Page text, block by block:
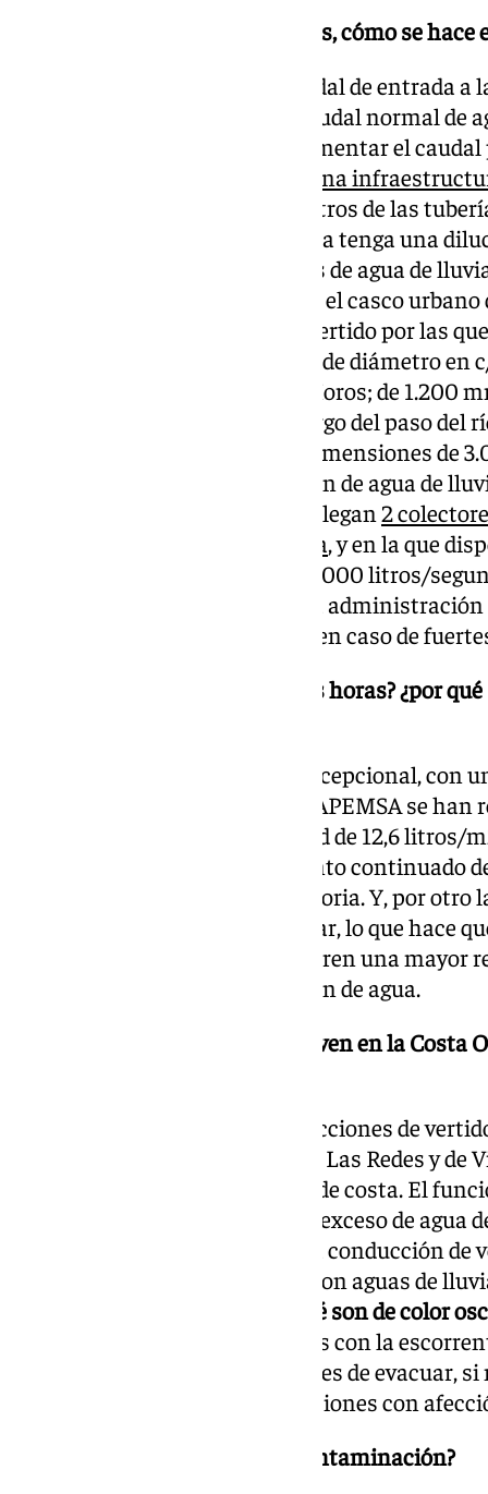
¿Y si los colectores son unitarios, cómo se hace
Lo que se hace es limitar el caudal de entrada a
ajustándolo a varias veces el caudal normal de
en caso de lluvias fuertes, al aumentar el
desbordamiento a una
litoral. La elección de los diámetros de las
vertida al medio en caso de lluvia tenga una
parte de agua residual y 5 partes de agua de
las diluciones son mayores). En el casco
múltiples infraestructuras de vertido por las
Guadalete (colector de 500 mm de diámetro en
Valdés; de 1.200 mm en c/ los Moros; de 1.200
Verenoni, y muchos más a lo largo del paso del
aliviadero de Caño Molino, de dimensiones de
caso, la estructura de evacuación de agua de
es la EBAP La Puntilla, a la que llegan 2
se inician en la Plaza de la Noria, y en la que
evacuar hasta 6 m3/s (esto es 6.000 litros/
vertido están autorizados por la
su entrada en funcionamiento en caso de
¿Y qué ha pasado en las últimas horas? ¿por
Hemos tenido una situación excepcional, con
intensas (en el pluviómetro de APEMSA se
horas, con un pico de intensidad de 12,6 litros/
lluvia, a pesar del funcionamiento continuado
se ha inundado la Plaza de La Noria. Y, por
lluvia ha coincido con la pleamar, lo que hace
Valdés, c/Los Moros, …) encuentren una mayor
pierdan capacidad de evacuación de agua.
¿Y qué son las manchas que se ven en la Costa
Pues no son más que las conducciones de
red unitaria de Fuentebravía, de Las Redes y
salida a unos 300 m de la línea de costa. El
el casco urbano de El Puerto. El exceso de agua
estas zonas desborda hacia una conducción de
residuales sino de una mezcla con aguas de
¿Y por qué son de color
medida, por el arrastre de tierras con la
cantidad de agua que son capaces de evacuar,
se producirían grandes inundaciones con
¿Y la función del tanque anticontaminación?